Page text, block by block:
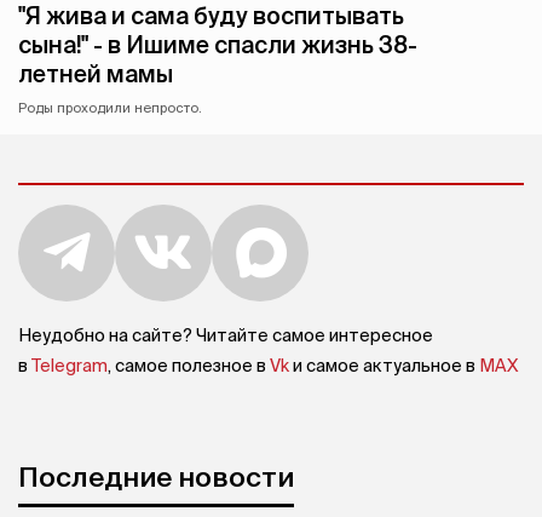
"Я жива и сама буду воспитывать
сына!" - в Ишиме спасли жизнь 38-
летней мамы
Роды проходили непросто.
Неудобно на сайте? Читайте самое интересное
в Telegram, самое полезное в Vkи самое актуальное в MAX
Последние новости